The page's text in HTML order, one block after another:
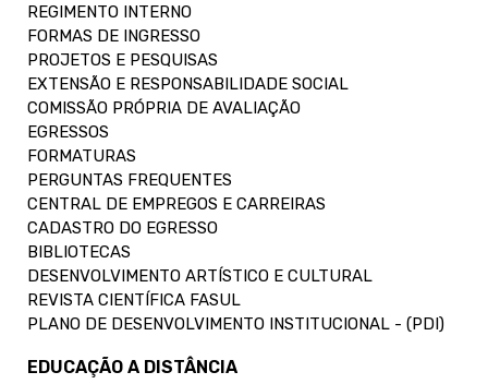
REGIMENTO INTERNO
FORMAS DE INGRESSO
PROJETOS E PESQUISAS
EXTENSÃO E RESPONSABILIDADE SOCIAL
COMISSÃO PRÓPRIA DE AVALIAÇÃO
EGRESSOS
FORMATURAS
PERGUNTAS FREQUENTES
CENTRAL DE EMPREGOS E CARREIRAS
CADASTRO DO EGRESSO
BIBLIOTECAS
DESENVOLVIMENTO ARTÍSTICO E CULTURAL
REVISTA CIENTÍFICA FASUL
PLANO DE DESENVOLVIMENTO INSTITUCIONAL - (PDI)
EDUCAÇÃO A DISTÂNCIA